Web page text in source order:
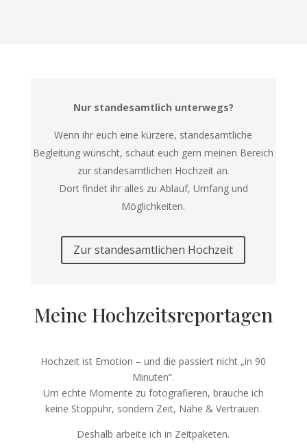
Nur standesamtlich unterwegs?
Wenn ihr euch eine kürzere, standesamtliche
Begleitung wünscht, schaut euch gern meinen Bereich
zur standesamtlichen Hochzeit an.
Dort findet ihr alles zu Ablauf, Umfang und
Möglichkeiten.
Zur standesamtlichen Hochzeit
Meine Hochzeitsreportagen
Hochzeit ist Emotion – und die passiert nicht „in 90
Minuten“.
Um echte Momente zu fotografieren, brauche ich
keine Stoppuhr, sondern Zeit, Nähe & Vertrauen.
Deshalb arbeite ich in Zeitpaketen.